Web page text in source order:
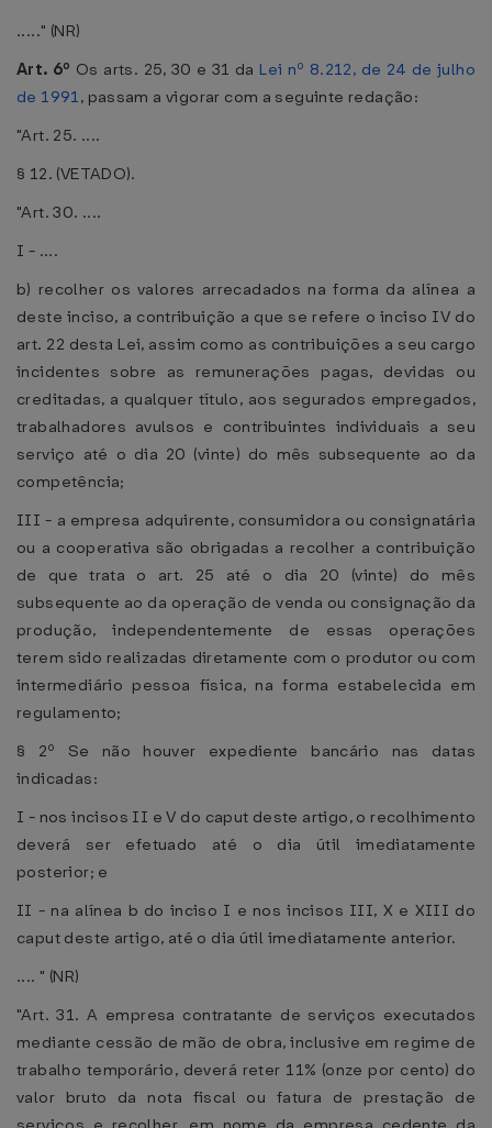
....." (NR)
Art. 6º Os arts. 25, 30 e 31 da Lei nº 8.212, de 24 de julho
de 1991, passam a vigorar com a seguinte redação:
"Art. 25. ....
§ 12. (VETADO).
"Art. 30. ....
I - ....
b) recolher os valores arrecadados na forma da alínea a
deste inciso, a contribuição a que se refere o inciso IV do
art. 22 desta Lei, assim como as contribuições a seu cargo
incidentes sobre as remunerações pagas, devidas ou
creditadas, a qualquer título, aos segurados empregados,
trabalhadores avulsos e contribuintes individuais a seu
serviço até o dia 20 (vinte) do mês subsequente ao da
competência;
III - a empresa adquirente, consumidora ou consignatária
ou a cooperativa são obrigadas a recolher a contribuição
de que trata o art. 25 até o dia 20 (vinte) do mês
subsequente ao da operação de venda ou consignação da
produção, independentemente de essas operações
terem sido realizadas diretamente com o produtor ou com
intermediário pessoa física, na forma estabelecida em
regulamento;
§ 2º Se não houver expediente bancário nas datas
indicadas:
I - nos incisos II e V do caput deste artigo, o recolhimento
deverá ser efetuado até o dia útil imediatamente
posterior; e
II - na alínea b do inciso I e nos incisos III, X e XIII do
caput deste artigo, até o dia útil imediatamente anterior.
.... " (NR)
"Art. 31. A empresa contratante de serviços executados
mediante cessão de mão de obra, inclusive em regime de
trabalho temporário, deverá reter 11% (onze por cento) do
valor bruto da nota fiscal ou fatura de prestação de